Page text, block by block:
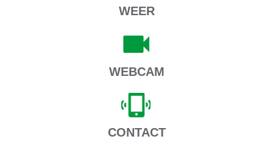
WEER
WEBCAM
CONTACT